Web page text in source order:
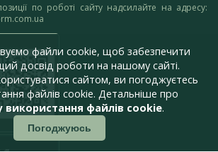
по роботі сайту надсилайте на адресу:
файли cookie, щоб забезпечити
досвід роботи на нашому сайті.
сайтом, ви погоджуєтесь
файлів cookie. Детальніше про
використання файлів cookie.
Погоджуюсь